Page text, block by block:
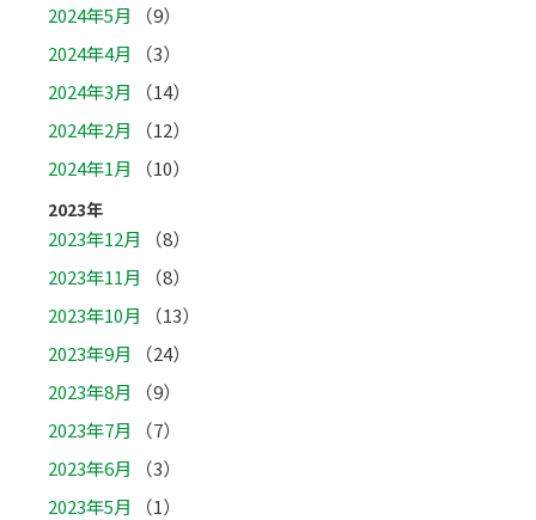
2024年5月
（9）
2024年4月
（3）
2024年3月
（14）
2024年2月
（12）
2024年1月
（10）
2023年
2023年12月
（8）
2023年11月
（8）
2023年10月
（13）
2023年9月
（24）
2023年8月
（9）
2023年7月
（7）
2023年6月
（3）
2023年5月
（1）